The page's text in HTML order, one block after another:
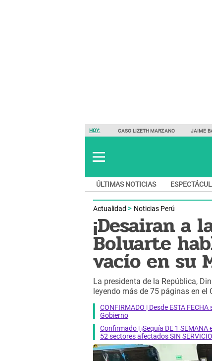
HOY: CASO LIZETH MARZANO JAIME
ÚLTIMAS NOTICIAS
Actualidad Noticias Perú
¡Desairan a
Boluarte
vacío en su
La presidenta de la República,
leyendo más de 75 páginas en el
CONFIRMADO | Desde ESTA
Gobierno
Confirmado | ¡Sequía DE 1
52 sectores afectados SIN SERVICIO